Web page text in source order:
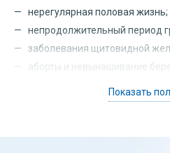
нерегулярная половая жизнь;
непродолжительный период
заболевания щитовидной
аборты и невынашивание
нарушение обмена веществ;
травмы молочной железы.
Показать